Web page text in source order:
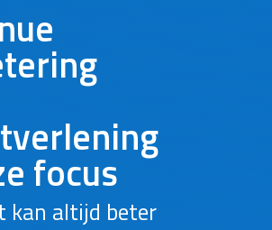
focus
kan altijd beter